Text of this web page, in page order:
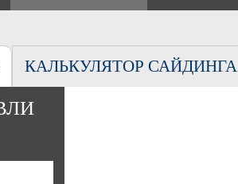
КАЛЬКУЛЯТОР САЙДИНГА